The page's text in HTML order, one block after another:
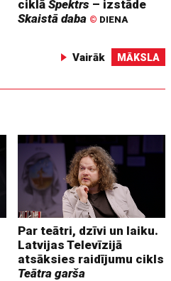
ciklāSpektrs – izstāde
Skaistā daba © DIENA
Vairāk MĀKSLA
Par teātri, dzīvi un laiku.
Latvijas Televīzijā
atsāksies raidījumu cikls
Teātra garša